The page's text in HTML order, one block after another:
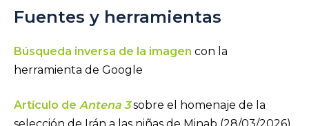
Fuentes y herramientas
Búsqueda inversa de la imagen con la
herramienta de Google
Artículo de Antena 3sobre el homenaje de la